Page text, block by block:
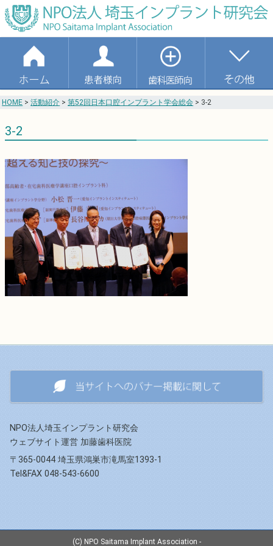
HOME >活動紹介 >第52回日本口腔インプラント学会総会 > 3-2
3-2
NPO法人埼玉インプラント研究会
ウェブサイト運営 加藤歯科医院
〒365-0044 埼玉県鴻巣市滝馬室1393-1
Tel&FAX 048-543-6600
(C) NPO Saitama Implant Association -